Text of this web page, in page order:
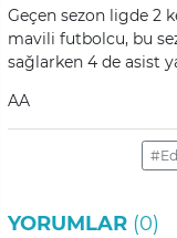
Geçen sezon ligde 2
mavili futbolcu, bu
sağlarken 4 de asist
AA
YORUMLAR (0)